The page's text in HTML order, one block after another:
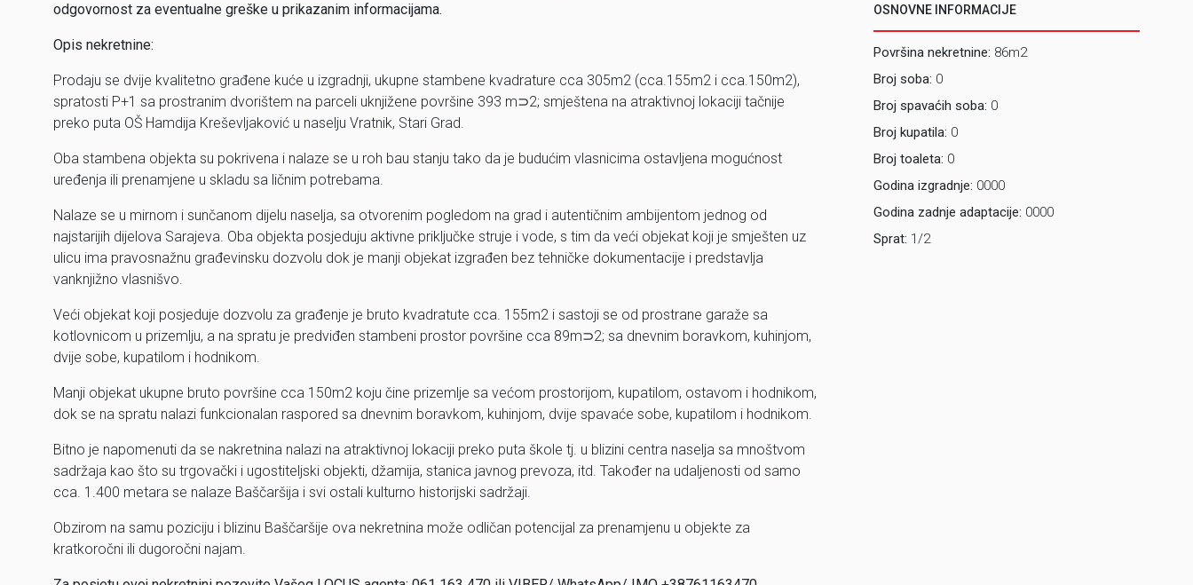
odgovornost za eventualne greške u prikazanim informacijama.
Opis nekretnine:
Prodaju se dvije kvalitetno građene kuće u izgradnji, ukupne stambene kvadrature cca 305m2 (cca.155m2 i cca.150m2),
spratosti P+1 sa prostranim dvorištem na parceli uknjižene površine 393 m⊃2; smještena na atraktivnoj lokaciji tačnije
preko puta OŠ Hamdija Kreševljaković u naselju Vratnik, Stari Grad.
Oba stambena objekta su pokrivena i nalaze se u roh bau stanju tako da je budućim vlasnicima ostavljena mogućnost
uređenja ili prenamjene u skladu sa ličnim potrebama.
Nalaze se u mirnom i sunčanom dijelu naselja, sa otvorenim pogledom na grad i autentičnim ambijentom jednog od
najstarijih dijelova Sarajeva. Oba objekta posjeduju aktivne priključke struje i vode, s tim da veći objekat koji je smješten uz
ulicu ima pravosnažnu građevinsku dozvolu dok je manji objekat izgrađen bez tehničke dokumentacije i predstavlja
vanknjižno vlasnišvo.
Veći objekat koji posjeduje dozvolu za građenje je bruto kvadratute cca. 155m2 i sastoji se od prostrane garaže sa
kotlovnicom u prizemlju, a na spratu je predviđen stambeni prostor površine cca 89m⊃2; sa dnevnim boravkom, kuhinjom,
dvije sobe, kupatilom i hodnikom.
Manji objekat ukupne bruto površine cca 150m2 koju čine prizemlje sa većom prostorijom, kupatilom, ostavom i hodnikom,
dok se na spratu nalazi funkcionalan raspored sa dnevnim boravkom, kuhinjom, dvije spavaće sobe, kupatilom i hodnikom.
Bitno je napomenuti da se nakretnina nalazi na atraktivnoj lokaciji preko puta škole tj. u blizini centra naselja sa mnoštvom
sadržaja kao što su trgovački i ugostiteljski objekti, džamija, stanica javnog prevoza, itd. Također na udaljenosti od samo
cca. 1.400 metara se nalaze Baščaršija i svi ostali kulturno historijski sadržaji.
Obzirom na samu poziciju i blizinu Baščaršije ova nekretnina može odličan potencijal za prenamjenu u objekte za
kratkoročni ili dugoročni najam.
OSNOVNE INFORMACIJE
Površina nekretnine: 86m2
Broj soba: 0
Broj spavaćih soba: 0
Broj kupatila: 0
Broj toaleta: 0
Godina izgradnje: 0000
Godina zadnje adaptacije: 0000
Sprat: 1/2